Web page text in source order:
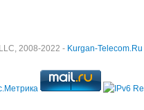
2008-2022 - Kurgan-Telecom.Ru